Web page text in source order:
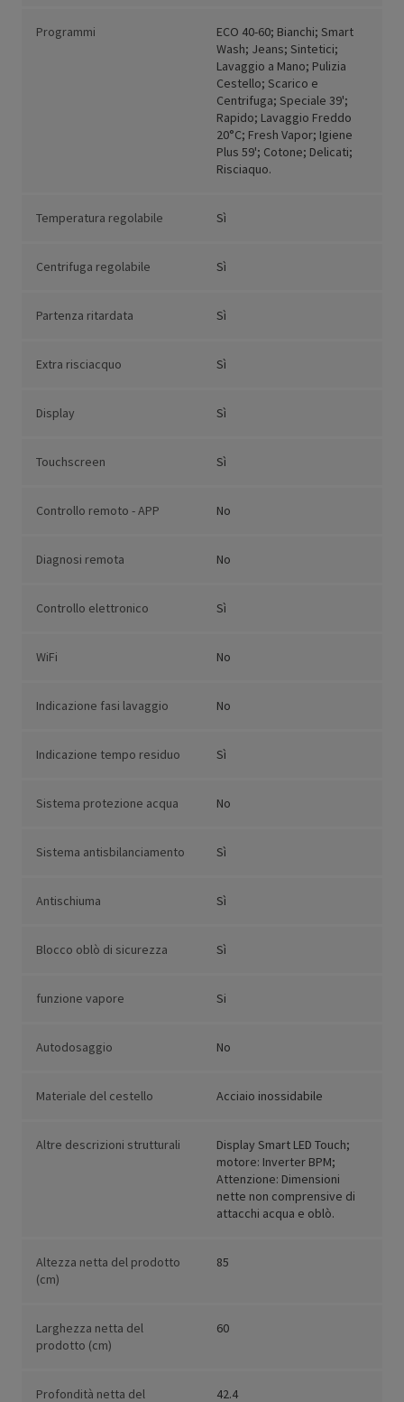
Programmi
ECO 40-60; Bianchi; Smart
Wash; Jeans; Sintetici;
Lavaggio a Mano; Pulizia
Cestello; Scarico e
Centrifuga; Speciale 39';
Rapido; Lavaggio Freddo
20°C; Fresh Vapor; Igiene
Plus 59'; Cotone; Delicati;
Risciaquo.
Temperatura regolabile Sì
Centrifuga regolabile Sì
Partenza ritardata Sì
Extra risciacquo Sì
Display Sì
Touchscreen Sì
Controllo remoto - APP No
Diagnosi remota No
Controllo elettronico Sì
WiFi No
Indicazione fasi lavaggio No
Indicazione tempo residuo Sì
Sistema protezione acqua No
Sistema antisbilanciamento Sì
Antischiuma Sì
Blocco oblò di sicurezza Sì
funzione vapore Si
Autodosaggio No
Materiale del cestello Acciaio inossidabile
Altre descrizioni strutturali
Display Smart LED Touch;
motore: Inverter BPM;
Attenzione: Dimensioni
nette non comprensive di
attacchi acqua e oblò.
Altezza netta del prodotto
(cm)
85
Larghezza netta del
prodotto (cm)
60
Profondità netta del
42.4